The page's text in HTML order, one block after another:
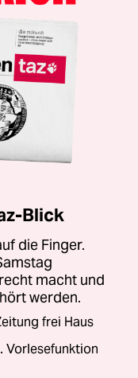
Blick
die Finger.
macht und
werden.
frei Haus
Vorlesefunktion